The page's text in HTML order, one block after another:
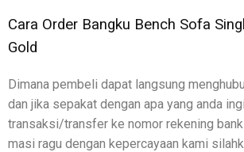
Cara Order Bangku Bench Sofa
Gold
Dimana pembeli dapat langsung
dan jika sepakat dengan apa yang anda
transaksi/transfer ke nomor rekening
masi ragu dengan kepercayaan kami